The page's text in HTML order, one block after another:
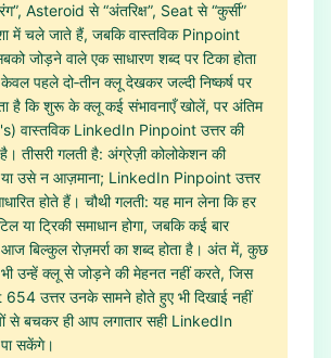
Asteroid से “अंतरिक्ष”, Seat से “कुर्सी”
में चले जाते हैं, जबकि वास्तविक Pinpoint
जोड़ने वाले एक साधारण शब्द पर टिका होता
पहले दो‑तीन क्लू देखकर जल्दी निष्कर्ष पर
है कि शुरू के क्लू कई संभावनाएँ खोलें, पर अंतिम
वास्तविक LinkedIn Pinpoint उत्तर की
तीसरी गलती है: अंग्रेज़ी कोलोकेशन की
या उसे न आज़माना; LinkedIn Pinpoint उत्तर
होते हैं। चौथी गलती: यह मान लेना कि हर
या ट्रिकी समाधान होगा, जबकि कई बार
बिल्कुल रोज़मर्रा का शब्द होता है। अंत में, कुछ
भी उन्हें क्लू से जोड़ने की मेहनत नहीं करते, जिस
उत्तर उनके सामने होते हुए भी दिखाई नहीं
से बचकर ही आप लगातार सही LinkedIn
सकेंगे।